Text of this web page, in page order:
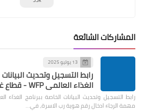
المشاركات الشائعة
13 يوليو 2025
رابط التسجيل وتحديث
الغذاء العالمي WFP - قطاع غزة
رابط التسجيل وتحديث البيانات الخاصة ببرنامج الغذاء
مهمة الرجاء ادخال رقم هوية رب الاسرة، في…